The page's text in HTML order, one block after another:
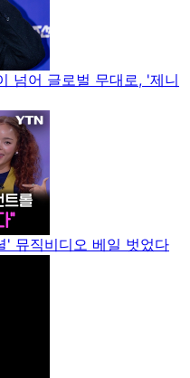
넘어 글로벌 무대로, '제니
' 뮤직비디오 베일 벗었다